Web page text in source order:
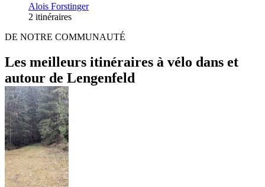
Alois Forstinger
2 itinéraires
DE NOTRE COMMUNAUTÉ
Les meilleurs itinéraires à vélo dans et
autour de Lengenfeld